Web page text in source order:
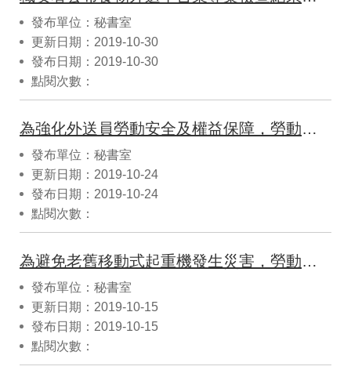
發布單位：秘書室
更新日期：2019-10-30
發布日期：2019-10-30
點閱次數：
為強化外送員勞動安全及權益保障，勞動部職安署再度邀集業者研商
發布單位：秘書室
更新日期：2019-10-24
發布日期：2019-10-24
點閱次數：
為避免老舊移動式起重機發生災害，勞動部協助業者落實自主檢查。
發布單位：秘書室
更新日期：2019-10-15
發布日期：2019-10-15
點閱次數：